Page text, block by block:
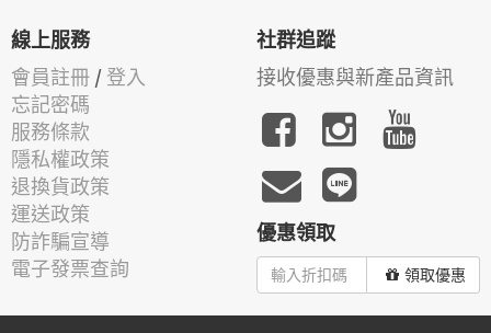
線上服務
會員註冊 / 登入
忘記密碼
服務條款
隱私權政策
退換貨政策
運送政策
防詐騙宣導
電子發票查詢
社群追蹤
接收優惠與新產品資訊
優惠領取
領取優惠